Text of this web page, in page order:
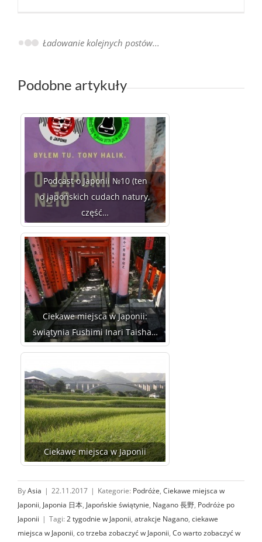
Ciekawe miejsca w Japonii:
bambusowy las w Arashiyama (Kioto)
Ciekawe miejsca w Japonii: kocia
wyspa Tashirojima